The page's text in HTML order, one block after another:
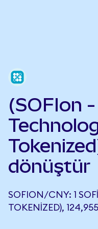
(SOFIon
dönüştür
SOFION/CNY: 1
TOKENIZED),